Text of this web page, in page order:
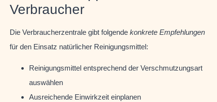
Verbraucher
Die Verbraucherzentrale gibt folgende konkrete Empfehlungen
für den Einsatz natürlicher Reinigungsmittel:
Reinigungsmittel entsprechend der Verschmutzungsart
auswählen
Ausreichende Einwirkzeit einplanen